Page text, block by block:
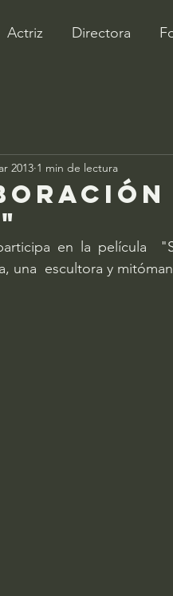
Actriz Directora
2013 1 min de lectura
en la película
una  escultora y